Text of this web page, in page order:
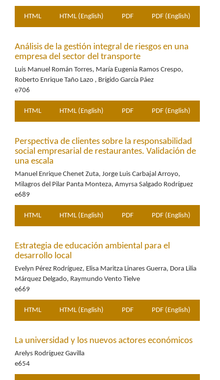
HTML HTML (English) PDF PDF (English)
Análisis de la gestión integral de riesgos en una
empresa del sector del transporte
Luis Manuel Román Torres, María Eugenia Ramos Crespo,
Roberto Enrique Taño Lazo , Brígido García Páez
e706
HTML HTML (English) PDF PDF (English)
Perspectiva de clientes sobre la responsabilidad
social empresarial de restaurantes. Validación de
una escala
Manuel Enrique Chenet Zuta, Jorge Luis Carbajal Arroyo,
Milagros del Pilar Panta Monteza, Amyrsa Salgado Rodríguez
e689
HTML HTML (English) PDF PDF (English)
Estrategia de educación ambiental para el
desarrollo local
Evelyn Pérez Rodríguez, Elisa Maritza Linares Guerra, Dora Lilia
Márquez Delgado, Raymundo Vento Tielve
e669
HTML HTML (English) PDF PDF (English)
La universidad y los nuevos actores económicos
Arelys Rodríguez Gavilla
e654